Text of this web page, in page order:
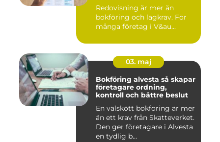
Redovisning är mer än
bokföring och lagkrav. För
många företag i V&au...
03. maj
Bokföring alvesta så skapar
företagare ordning,
kontroll och bättre beslut
En välskött bokföring är mer
än ett krav från Skatteverket.
Den ger företagare i Alvesta
en tydlig b...